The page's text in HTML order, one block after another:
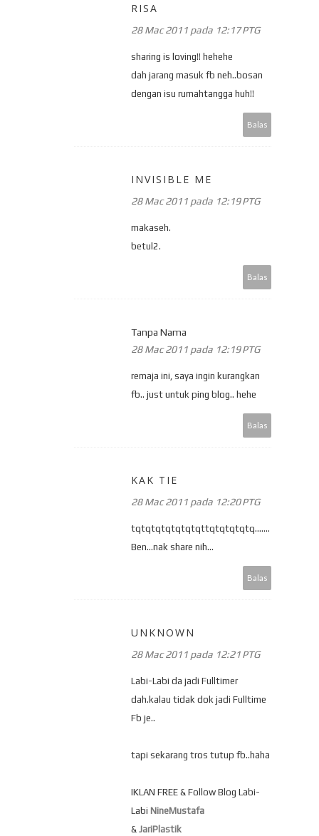
RISA
28 Mac 2011 pada 12:17 PTG
sharing is loving!! hehehe
dah jarang masuk fb neh..bosan
dengan isu rumahtangga huh!!
Balas
INVISIBLE ME
28 Mac 2011 pada 12:19 PTG
makaseh.
betul2.
Balas
Tanpa Nama
28 Mac 2011 pada 12:19 PTG
remaja ini, saya ingin kurangkan
fb.. just untuk ping blog.. hehe
Balas
KAK TIE
28 Mac 2011 pada 12:20 PTG
tqtqtqtqtqtqtqttqtqtqtqtq.......
Ben...nak share nih...
Balas
UNKNOWN
28 Mac 2011 pada 12:21 PTG
Labi-Labi da jadi Fulltimer
dah.kalau tidak dok jadi Fulltime
Fb je..
tapi sekarang tros tutup fb..haha
IKLAN FREE & Follow Blog Labi-
Labi NineMustafa
& JariPlastik